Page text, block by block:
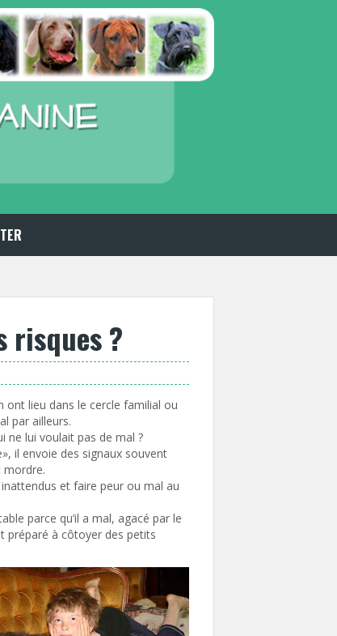
risques ?
lieu dans le cercle familial ou
par ailleurs.
ne lui voulait pas de mal ?
il envoie des signaux souvent
mordre.
et faire peur ou mal au
parce qu’il a mal, agacé par le
préparé à côtoyer des petits